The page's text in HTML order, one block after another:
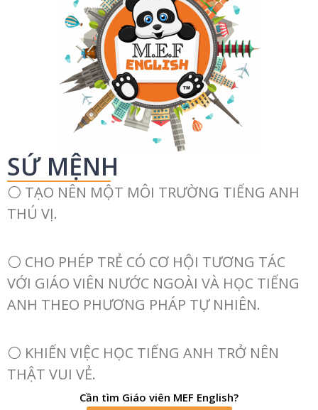
SỨ MỆNH
⚪ TẠO NÊN MỘT MÔI TRƯỜNG TIẾNG ANH
THÚ VỊ.
⚪ CHO PHÉP TRẺ CÓ CƠ HỘI TƯƠNG TÁC
VỚI GIÁO VIÊN NƯỚC NGOÀI VÀ HỌC TIẾNG
ANH THEO PHƯƠNG PHÁP TỰ NHIÊN.
⚪ KHIẾN VIỆC HỌC TIẾNG ANH TRỞ NÊN
THẬT VUI VẺ.
Cần tìm Giáo viên MEF English?